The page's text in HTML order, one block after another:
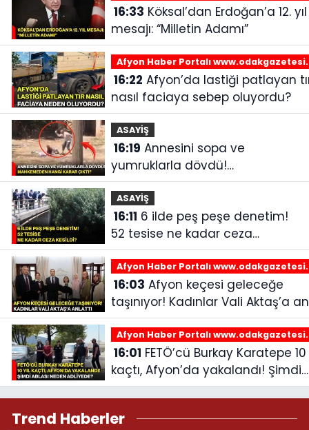
16:33
mesajı: “Milletin Adamı”
Afyon Haber Portalı
16:22
nasıl faciaya sebep oluyordu?
ASAYİŞ
16:19
yumruklarla dövdü!
Mahkemeden hangi karar
çıktı?
ASAYİŞ
16:11
52 tesise ne kadar ceza
kesildi?
Afyon Haber Portalı
16:03
taşınıyor! Kadınlar Vali Aktaş’a
Afyon Haber Portalı
16:01
kaçtı, Afyon’da yakalandı! Şimdi
ablası neden adliyede?
Trend Haberler